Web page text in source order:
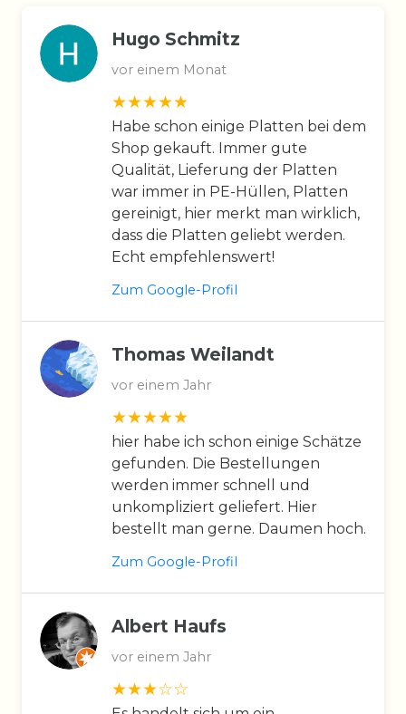
Hugo Schmitz
vor einem Monat
Habe schon einige Platten bei dem
Shop gekauft. Immer gute
Qualität, Lieferung der Platten
war immer in PE-Hüllen, Platten
gereinigt, hier merkt man wirklich,
dass die Platten geliebt werden.
Echt empfehlenswert!
Zum Google-Profil
Thomas Weilandt
vor einem Jahr
hier habe ich schon einige Schätze
gefunden. Die Bestellungen
werden immer schnell und
unkompliziert geliefert. Hier
bestellt man gerne. Daumen hoch.
Zum Google-Profil
Albert Haufs
vor einem Jahr